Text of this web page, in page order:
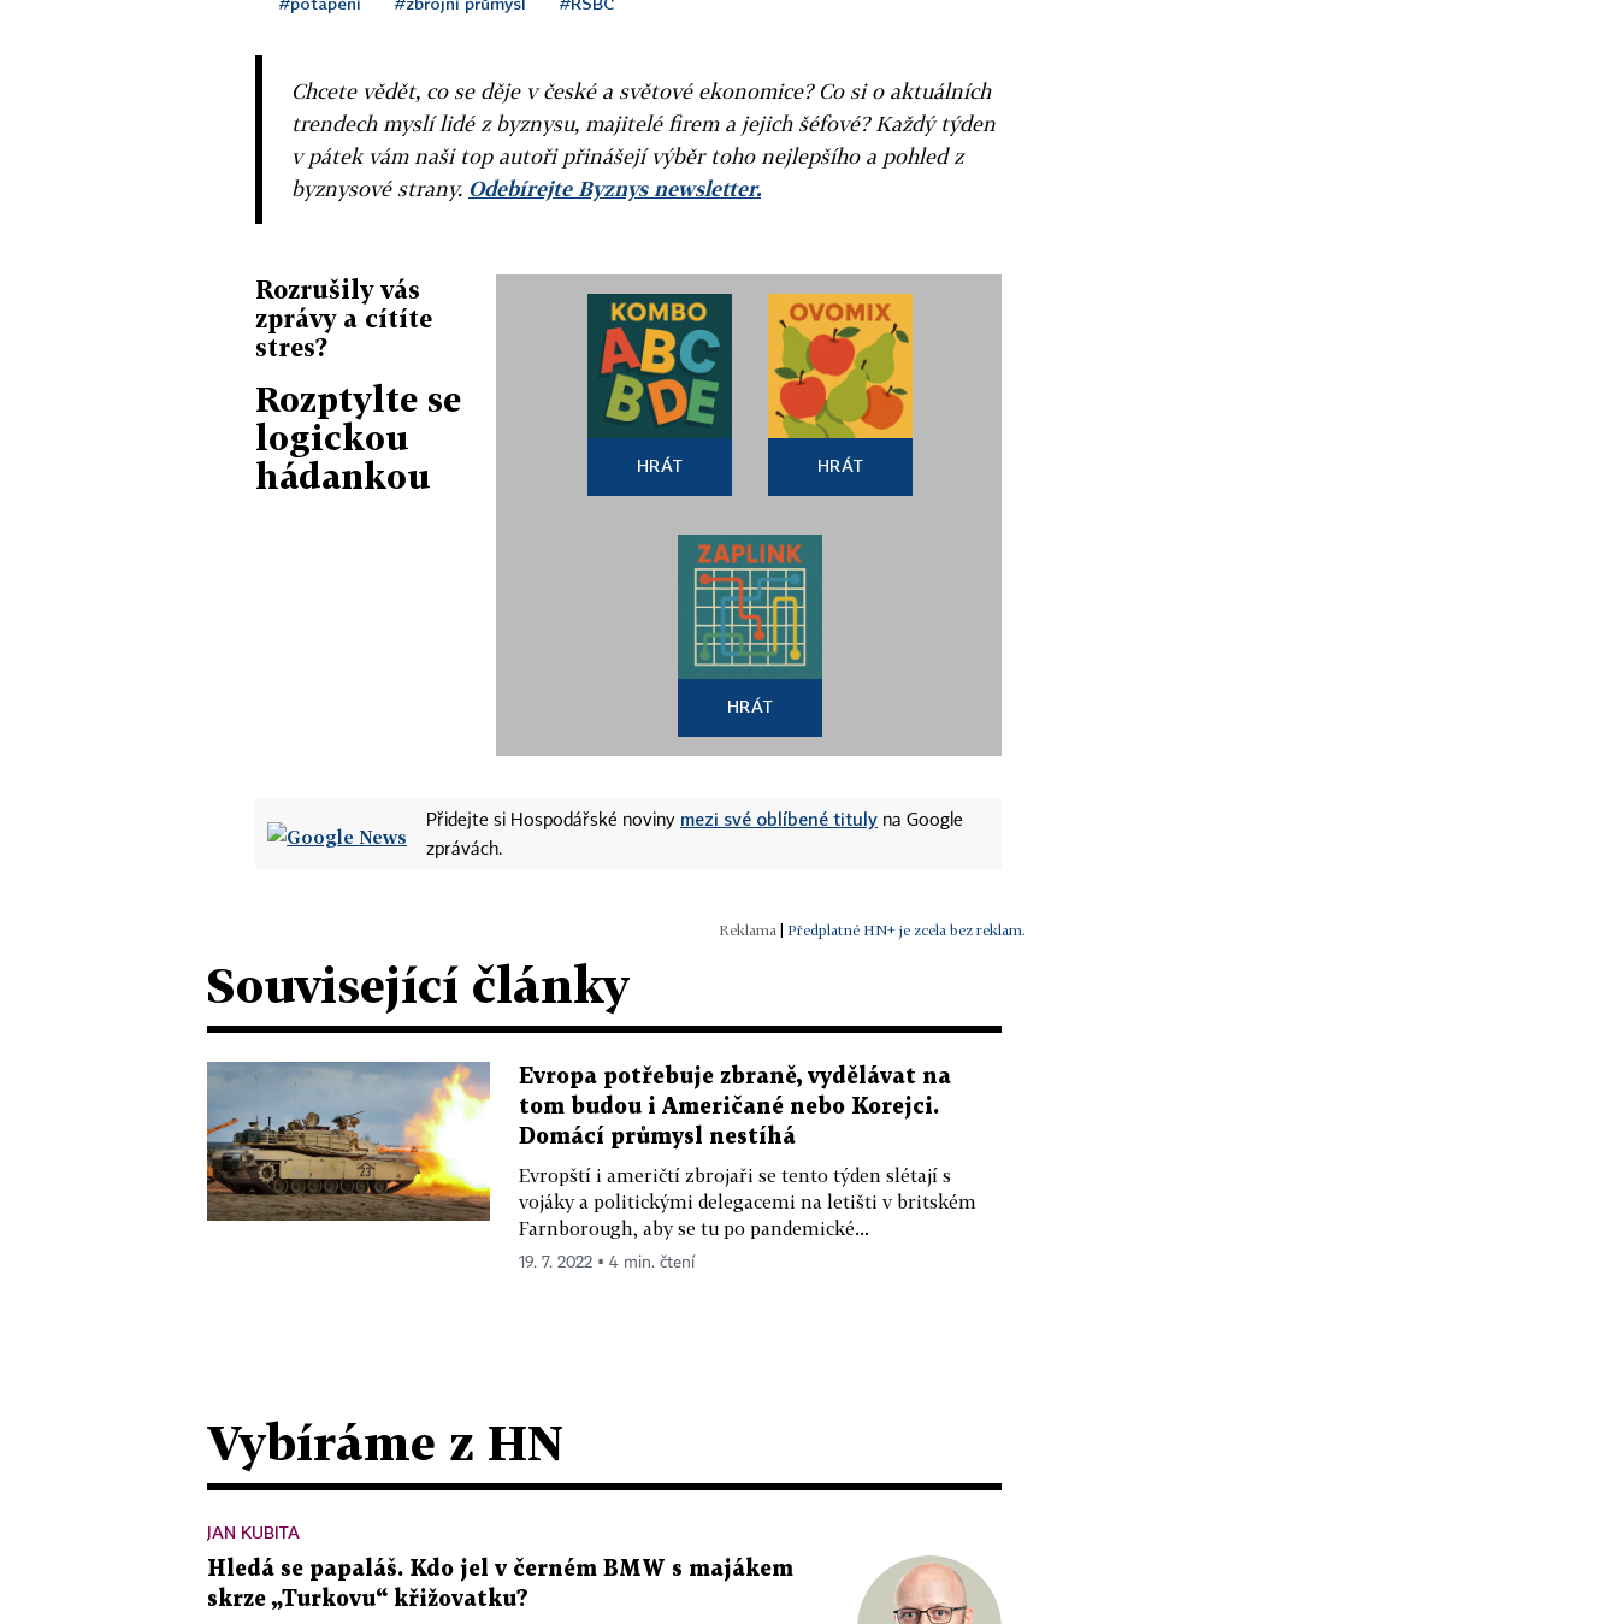
Chcete vědět, co se děje v české a světové ekonomice? Co si o aktuálních
trendech myslí lidé z byznysu, majitelé firem a jejich šéfové? Každý týden
v pátek vám naši top autoři přinášejí výběr toho nejlepšího a pohled z
byznysové strany. Odebírejte Byznys newsletter.
Rozrušily vás
zprávy a cítíte
stres?
Rozptylte se
logickou
hádankou
HRÁT HRÁT
HRÁT
Přidejte si Hospodářské noviny mezi své oblíbené tituly na Google
zprávách.
| Předplatné HN+ je zcela bez reklam.
Související články
Evropa potřebuje zbraně, vydělávat na
tom budou i Američané nebo Korejci.
Domácí průmysl nestíhá
Evropští i američtí zbrojaři se tento týden slétají s
vojáky a politickými delegacemi na letišti v britském
Farnborough, aby se tu po pandemické...
19. 7. 2022 ▪ 4 min. čtení
Vybíráme z HN
JAN KUBITA
Hledá se papaláš. Kdo jel v černém BMW s majákem
skrze „Turkovu“ křižovatku?